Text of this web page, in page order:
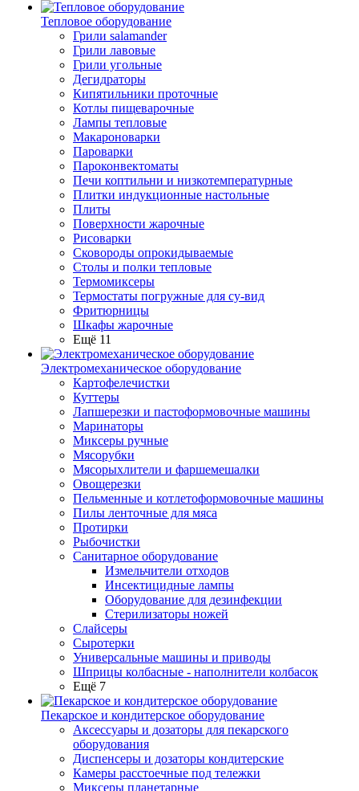
Тепловое оборудование
Грили salamander
Грили лавовые
Грили угольные
Дегидраторы
Кипятильники проточные
Котлы пищеварочные
Лампы тепловые
Макароноварки
Пароварки
Пароконвектоматы
Печи коптильни и низкотемпературные
Плитки индукционные настольные
Плиты
Поверхности жарочные
Рисоварки
Сковороды опрокидываемые
Столы и полки тепловые
Термомиксеры
Термостаты погружные для су-вид
Фритюрницы
Шкафы жарочные
Ещё 11
Электромеханическое оборудование
Картофелечистки
Куттеры
Лапшерезки и пастоформовочные машины
Маринаторы
Миксеры ручные
Мясорубки
Мясорыхлители и фаршемешалки
Овощерезки
Пельменные и котлетоформовочные машины
Пилы ленточные для мяса
Протирки
Рыбочистки
Санитарное оборудование
Измельчители отходов
Инсектицидные лампы
Оборудование для дезинфекции
Стерилизаторы ножей
Слайсеры
Сыротерки
Универсальные машины и приводы
Шприцы колбасные - наполнители колбасок
Ещё 7
Пекарское и кондитерское оборудование
Аксессуары и дозаторы для пекарского
оборудования
Диспенсеры и дозаторы кондитерские
Камеры расстоечные под тележки
Миксеры планетарные